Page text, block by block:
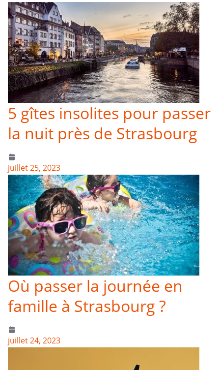
5 gîtes insolites pour passer
la nuit près de Strasbourg
juillet 25, 2023
Où passer la journée en
famille à Strasbourg ?
juillet 24, 2023